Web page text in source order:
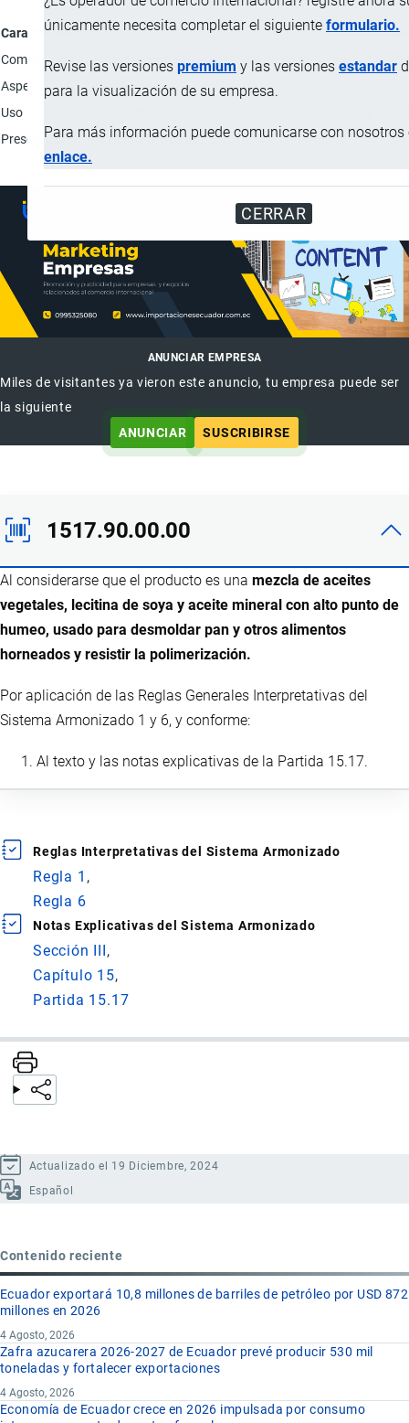
únicamente necesita completar el siguiente formulario.
Revise las versiones premium y las versiones estandar
para la visualización de su empresa.
Para más información puede comunicarse con nosotros
enlace.
CERRAR
Característica
Composición
Aceite de canola 40-70%; Aceite de soja alto oleico 10-
Aspecto
Líquido.
Uso
Presentación
Tambores de 415 lb.
ANUNCIAR EMPRESA
Miles de visitantes ya vieron este anuncio, tu empresa puede ser
la siguiente
ANUNCIAR
SUSCRIBIRSE
1517.90.00.00
Al considerarse que el producto es una mezcla de aceites
vegetales, lecitina de soya y aceite mineral con alto punto de
humeo, usado para desmoldar pan y otros alimentos
horneados y resistir la polimerización.
Por aplicación de las Reglas Generales Interpretativas del
Sistema Armonizado 1 y 6, y conforme:
Al texto y las notas explicativas de la Partida 15.17.
Reglas Interpretativas del Sistema Armonizado
Regla 1
Regla 6
Notas Explicativas del Sistema Armonizado
Sección III
Capítulo 15
Partida 15.17
Actualizado el 19 Diciembre, 2024
Español
Contenido reciente
Ecuador exportará 10,8 millones de barriles de petróleo por USD 872
millones en 2026
4 Agosto, 2026
Zafra azucarera 2026-2027 de Ecuador prevé producir 530 mil
toneladas y fortalecer exportaciones
4 Agosto, 2026
Economía de Ecuador crece en 2026 impulsada por consumo